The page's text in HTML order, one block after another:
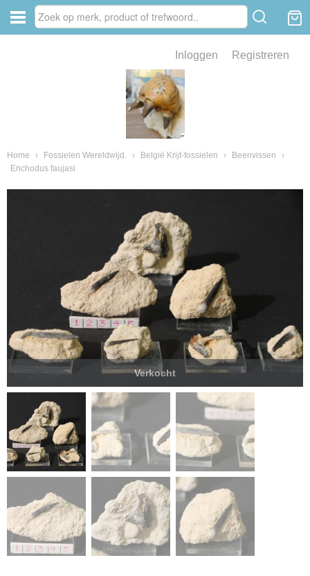
Inloggen Registreren
Home › Fossielen Wereldwijd. › België Krijt-fossielen › Beenvissen
›
Enchodus faujasi
Verkocht
van fossielen en mineralen